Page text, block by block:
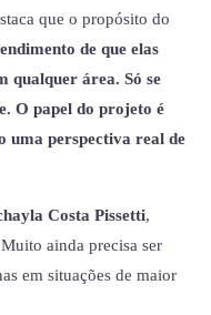
que o propósito do
de que elas
qualquer área. Só se
O papel do projeto é
uma perspectiva real de
Costa Pissetti,
ainda precisa ser
em situações de maior